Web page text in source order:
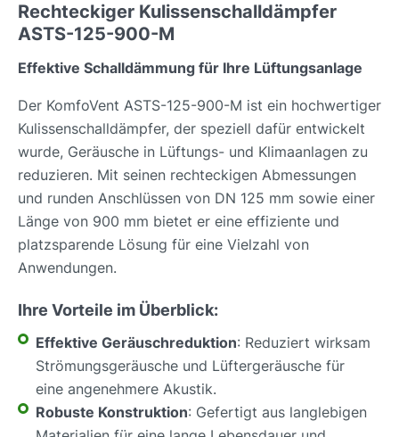
Rechteckiger Kulissenschalldämpfer
ASTS-125-900-M
Effektive Schalldämmung für Ihre Lüftungsanlage
Der KomfoVent ASTS-125-900-M ist ein hochwertiger
Kulissenschalldämpfer, der speziell dafür entwickelt
wurde, Geräusche in Lüftungs- und Klimaanlagen zu
reduzieren. Mit seinen rechteckigen Abmessungen
und runden Anschlüssen von DN 125 mm sowie einer
Länge von 900 mm bietet er eine effiziente und
platzsparende Lösung für eine Vielzahl von
Anwendungen.
Ihre Vorteile im Überblick:
Effektive Geräuschreduktion: Reduziert wirksam
Strömungsgeräusche und Lüftergeräusche für
eine angenehmere Akustik.
Robuste Konstruktion: Gefertigt aus langlebigen